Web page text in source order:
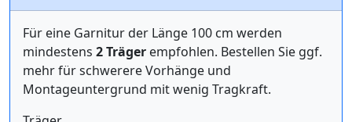
Für eine Garnitur der Länge 100 cm werden
mindestens 2 Träger empfohlen. Bestellen Sie ggf.
mehr für schwerere Vorhänge und
Montageuntergrund mit wenig Tragkraft.